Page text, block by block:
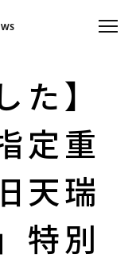
た】
定重
天瑞
特別